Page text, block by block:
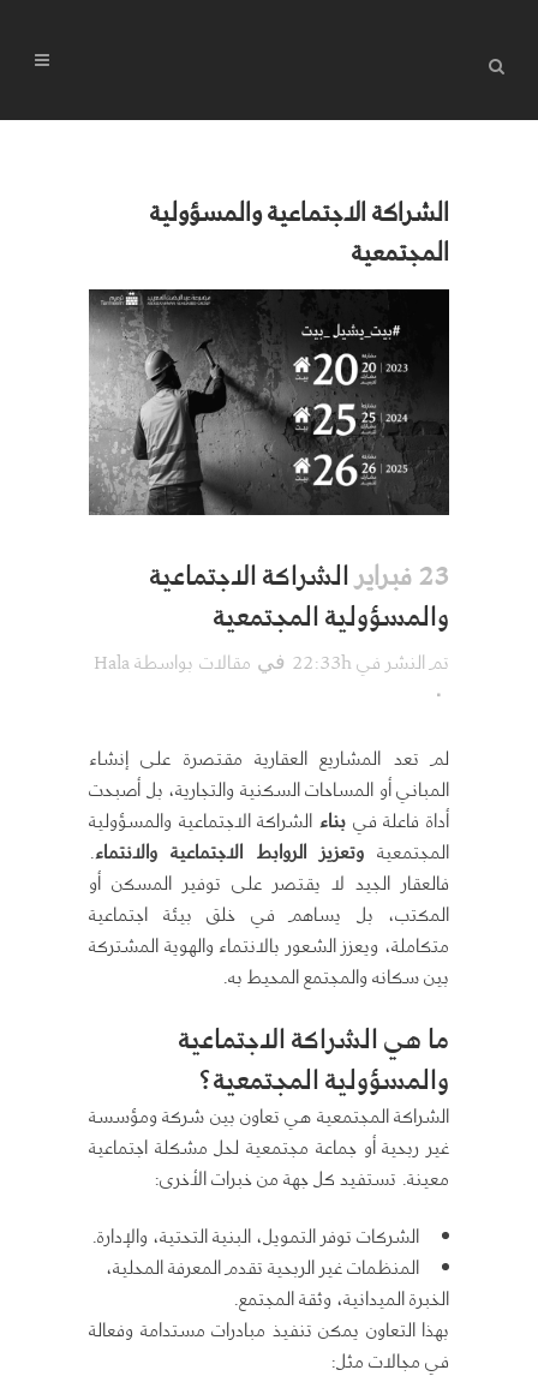
الشراكة الاجتماعية والمسؤولية
المجتمعية
23 فبراير
الشراكة الاجتماعية
والمسؤولية المجتمعية
تم النشر في 22:33h في مقالات بواسطةHala
لم تعد المشاريع العقارية مقتصرة على إنشاء
المباني أو المساحات السكنية والتجارية، بل أصبحت
أداة فاعلة في بناء الشراكة الاجتماعية والمسؤولية
المجتمعيةوتعزيز الروابط الاجتماعية والانتماء.
فالعقار الجيد لا يقتصر على توفير المسكن أو
المكتب، بل يساهم في خلق بيئة اجتماعية
متكاملة، ويعزز الشعور بالانتماء والهوية المشتركة
بين سكانه والمجتمع المحيط به.
ما هي الشراكة الاجتماعية
والمسؤولية المجتمعية؟
الشراكة المجتمعية هي تعاون بين شركة ومؤسسة
غير ربحية أو جماعة مجتمعية لحل مشكلة اجتماعية
معينة. تستفيد كل جهة من خبرات الأخرى:
الشركات توفر التمويل، البنية التحتية، والإدارة.
المنظمات غير الربحية تقدم المعرفة المحلية،
الخبرة الميدانية، وثقة المجتمع.
بهذا التعاون يمكن تنفيذ مبادرات مستدامة وفعالة
في مجالات مثل: